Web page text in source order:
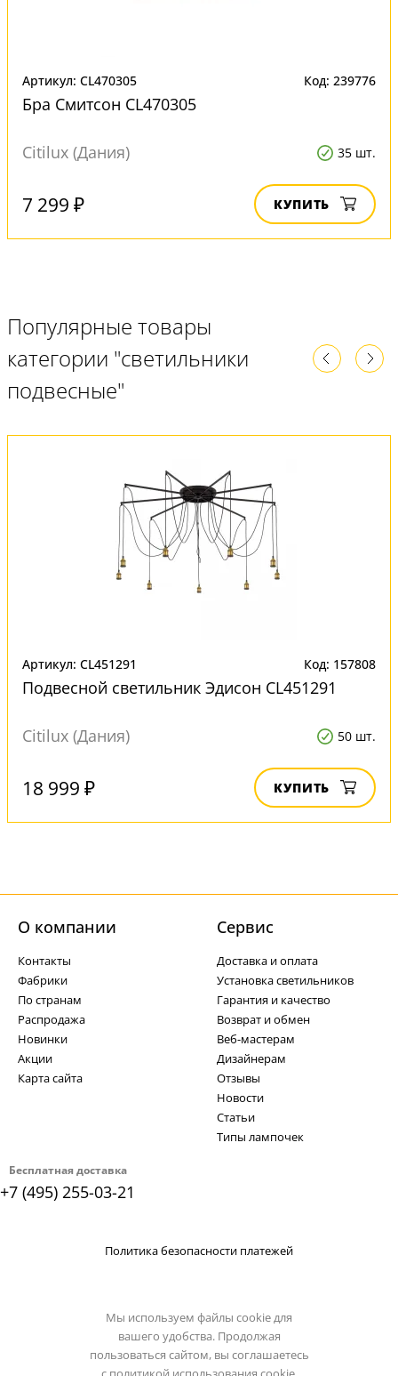
Артикул: CL470305 Код: 239776
Бра Смитсон CL470305
Citilux (Дания) 35 шт.
7 299 ₽ КУПИТЬ
Популярные товары
категории "светильники
подвесные"
Артикул: CL451291 Код: 157808
Подвесной светильник Эдисон CL451291
Citilux (Дания) 50 шт.
18 999 ₽ КУПИТЬ
Бесплатная доставка
+7 (495) 255-03-21
О компании
Контакты
Фабрики
По странам
Распродажа
Новинки
Акции
Карта сайта
Cервис
Доставка и оплата
Установка светильников
Гарантия и качество
Возврат и обмен
Веб-мастерам
Дизайнерам
Отзывы
Новости
Статьи
Типы лампочек
Политика безопасности платежей
Мы используем файлы cookie для
вашего удобства. Продолжая
пользоваться сайтом, вы соглашаетесь